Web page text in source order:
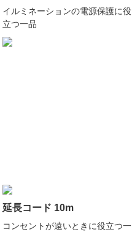
イルミネーションの電源保護に役
立つ一品
延長コード 10m
コンセントが遠いときに役立つ一